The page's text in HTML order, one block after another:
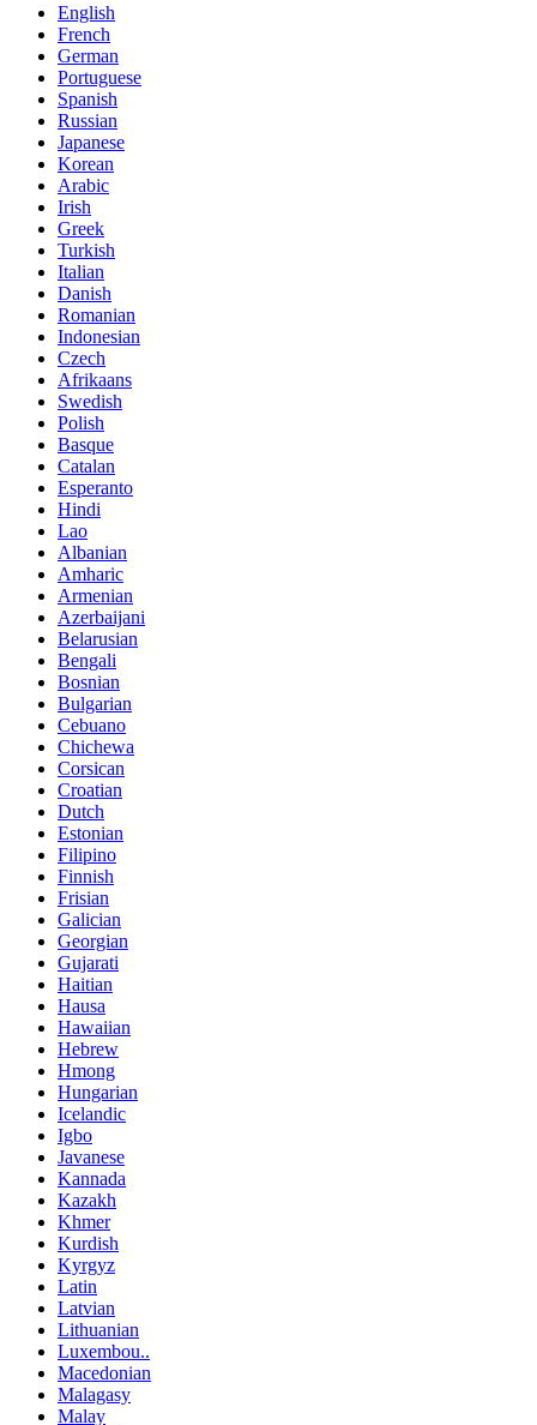
English
French
German
Portuguese
Spanish
Russian
Japanese
Korean
Arabic
Irish
Greek
Turkish
Italian
Danish
Romanian
Indonesian
Czech
Afrikaans
Swedish
Polish
Basque
Catalan
Esperanto
Hindi
Lao
Albanian
Amharic
Armenian
Azerbaijani
Belarusian
Bengali
Bosnian
Bulgarian
Cebuano
Chichewa
Corsican
Croatian
Dutch
Estonian
Filipino
Finnish
Frisian
Galician
Georgian
Gujarati
Haitian
Hausa
Hawaiian
Hebrew
Hmong
Hungarian
Icelandic
Igbo
Javanese
Kannada
Kazakh
Khmer
Kurdish
Kyrgyz
Latin
Latvian
Lithuanian
Luxembou..
Macedonian
Malagasy
Malay